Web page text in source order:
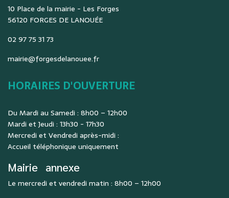
10 Place de la mairie - Les Forges
56120 FORGES DE LANOUÉE
02 97 75 31 73
mairie@forgesdelanouee.fr
HORAIRES D'OUVERTURE
Du Mardi au Samedi : 8h00 – 12h00
Mardi et Jeudi : 13h30 - 17h30
Mercredi et Vendredi après-midi :
Accueil téléphonique uniquement
Mairie annexe
Le mercredi et vendredi matin : 8h00 – 12h00